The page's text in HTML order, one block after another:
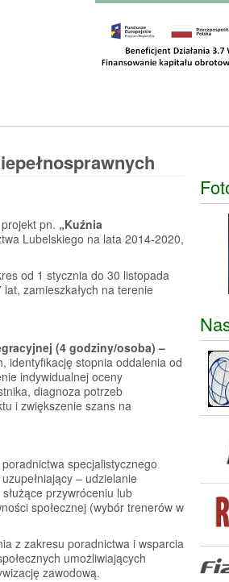
pn. „Kuźnia
Lubelskiego na lata 2014-2020,
od 1 stycznia do 30 listopada
zamieszkałych na terenie
(4 godziny/osoba) –
identyfikację stopnia oddalenia od
indywidualnej oceny
diagnoza potrzeb
i zwiększenie szans na
specjalistycznego
– udzielanie
przywróceniu lub
społecznej (wybór trenerów w
z zakresu poradnictwa i wsparcia
umożliwiających
zawodową.